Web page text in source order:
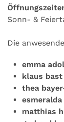
Sonn- &
Die
emma
klaus bast
thea
matthias